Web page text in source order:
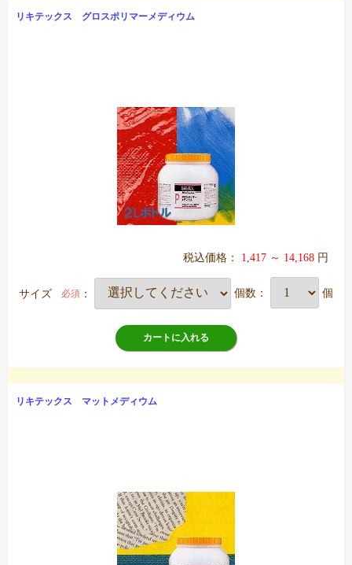
リキテックス グロスポリマーメディウム
税込価格： 1,417 ～ 14,168 円
サイズ 必須 ： 個数： 個
カートに入れる
リキテックス マットメディウム